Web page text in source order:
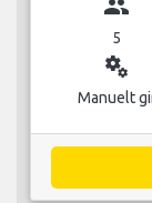
group
5
miscellaneous_services
Manuelt